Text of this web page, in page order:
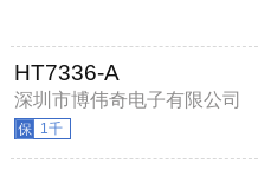
HT7336-A
深圳市博伟奇电子有限公司
1千